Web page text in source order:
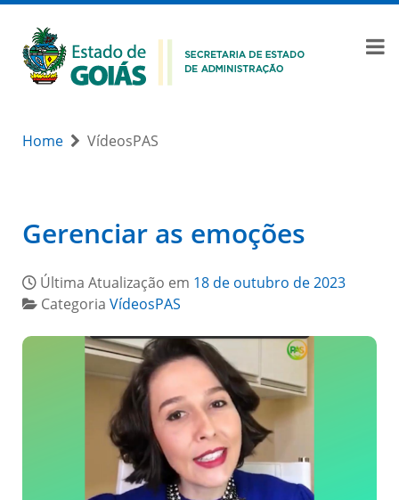
Home VídeosPAS
Gerenciar as emoções
Última Atualização em 18 de outubro de 2023
Categoria VídeosPAS